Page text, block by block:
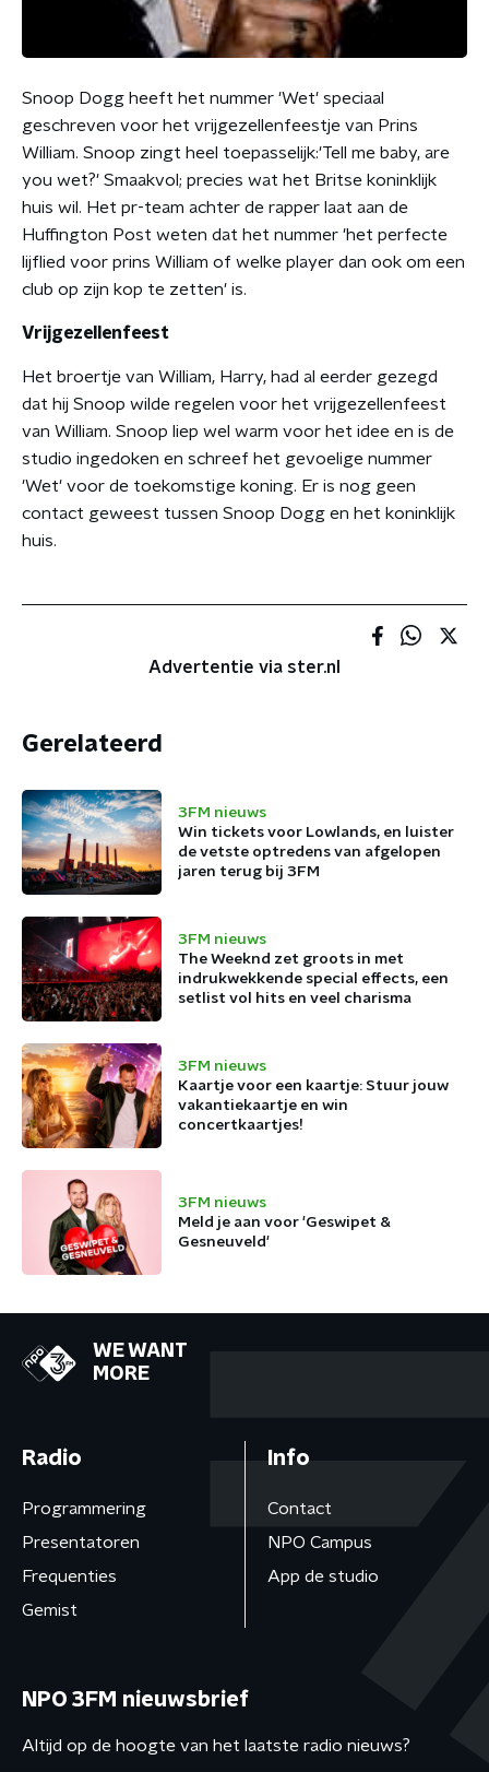
Snoop Dogg heeft het nummer 'Wet' speciaal
geschreven voor het vrijgezellenfeestje van Prins
William. Snoop zingt heel toepasselijk:'Tell me baby, are
you wet?' Smaakvol; precies wat het Britse koninklijk
huis wil. Het pr-team achter de rapper laat aan de
Huffington Post weten dat het nummer 'het perfecte
lijflied voor prins William of welke player dan ook om een
club op zijn kop te zetten' is.
Vrijgezellenfeest
Het broertje van William, Harry, had al eerder gezegd
dat hij Snoop wilde regelen voor het vrijgezellenfeest
van William. Snoop liep wel warm voor het idee en is de
studio ingedoken en schreef het gevoelige nummer
'Wet' voor de toekomstige koning. Er is nog geen
contact geweest tussen Snoop Dogg en het koninklijk
huis.
Advertentie via ster.nl
Gerelateerd
3FM nieuws
Win tickets voor Lowlands, en luister
de vetste optredens van afgelopen
jaren terug bij 3FM
3FM nieuws
The Weeknd zet groots in met
indrukwekkende special effects, een
setlist vol hits en veel charisma
3FM nieuws
Kaartje voor een kaartje: Stuur jouw
vakantiekaartje en win
concertkaartjes!
3FM nieuws
Meld je aan voor 'Geswipet &
Gesneuveld'
WE WANT
MORE
Radio
Programmering
Presentatoren
Frequenties
Gemist
Info
Contact
NPO Campus
App de studio
NPO 3FM nieuwsbrief
Altijd op de hoogte van het laatste radio nieuws?